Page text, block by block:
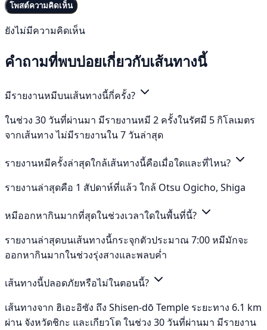
โพสต์ความคิดเห็น
ยังไม่มีความคิดเห็น
คำถามที่พบบ่อยเกี่ยวกับเส้นทางนี้
มีรายงานหมีบนเส้นทางนี้กี่ครั้ง?
ในช่วง 30 วันที่ผ่านมา มีรายงานหมี 2 ครั้งในรัศมี 5 กิโลเมตร
จากเส้นทาง ไม่มีรายงานใน 7 วันล่าสุด
รายงานหมีครั้งล่าสุดใกล้เส้นทางนี้คือเมื่อใดและที่ไหน?
รายงานล่าสุดคือ 1 สัปดาห์ที่แล้ว ใกล้ Otsu Ogicho, Shiga
หมีออกหากินมากที่สุดในช่วงเวลาใดในพื้นที่นี้?
รายงานล่าสุดบนเส้นทางนี้กระจุกตัวประมาณ 7:00 หมีมักจะ
ออกหากินมากในช่วงรุ่งสางและพลบค่ำ
เส้นทางนี้ปลอดภัยหรือไม่ในตอนนี้?
เส้นทางจาก ฮิเอะอิซัง ถึง Shisen-dō Temple ระยะทาง 6.1 km
ผ่าน จังหวัดชิกะ และเกียวโต ในช่วง 30 วันที่ผ่านมา มีรายงาน